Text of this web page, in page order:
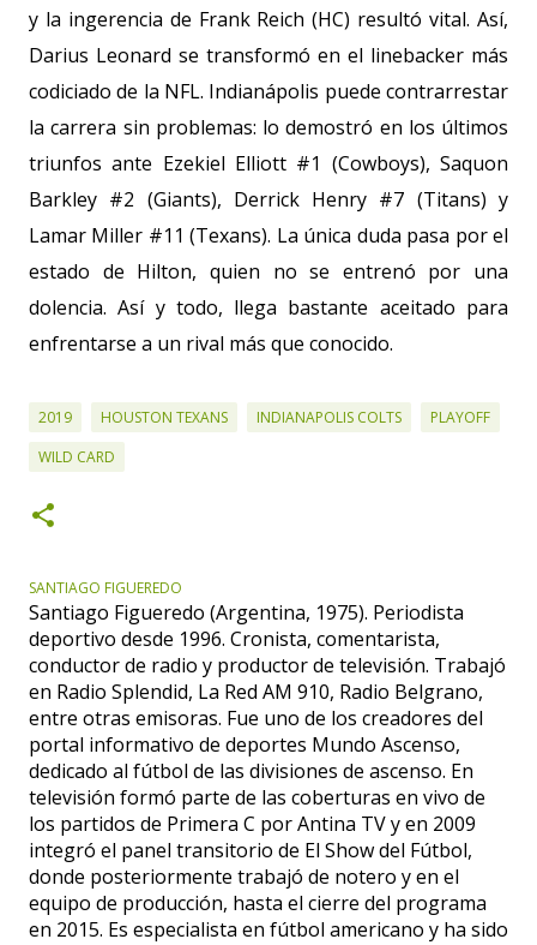
y la ingerencia de Frank Reich (HC) resultó vital. Así,
Darius Leonard se transformó en el linebacker más
codiciado de la NFL. Indianápolis puede contrarrestar
la carrera sin problemas: lo demostró en los últimos
triunfos ante Ezekiel Elliott #1 (Cowboys), Saquon
Barkley #2 (Giants), Derrick Henry #7 (Titans) y
Lamar Miller #11 (Texans). La única duda pasa por el
estado de Hilton, quien no se entrenó por una
dolencia. Así y todo, llega bastante aceitado para
enfrentarse a un rival más que conocido.
2019 HOUSTON TEXANS INDIANAPOLIS COLTS
PLAYOFF
WILD CARD
SANTIAGO FIGUEREDO
Santiago Figueredo (Argentina, 1975). Periodista
deportivo desde 1996. Cronista, comentarista,
conductor de radio y productor de televisión. Trabajó
en Radio Splendid, La Red AM 910, Radio Belgrano,
entre otras emisoras. Fue uno de los creadores del
portal informativo de deportes Mundo Ascenso,
dedicado al fútbol de las divisiones de ascenso. En
televisión formó parte de las coberturas en vivo de
los partidos de Primera C por Antina TV y en 2009
integró el panel transitorio de El Show del Fútbol,
donde posteriormente trabajó de notero y en el
equipo de producción, hasta el cierre del programa
en 2015. Es especialista en fútbol americano y ha sido